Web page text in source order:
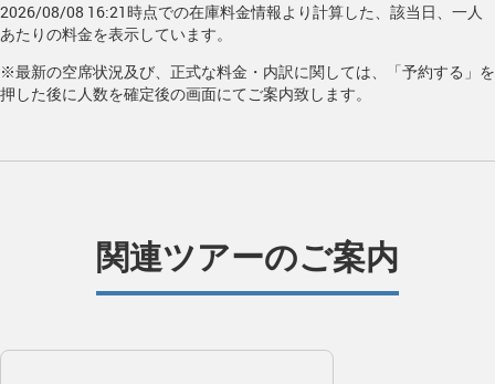
2026/08/08 16:21時点での在庫料金情報より計算した、該当日、一人
あたりの料金を表示しています。
※最新の空席状況及び、正式な料金・内訳に関しては、「予約する」を
押した後に人数を確定後の画面にてご案内致します。
関連ツアーのご案内